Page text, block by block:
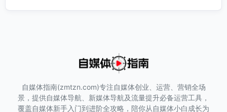
自媒体指南(zmtzn.com)专注自媒体创业、运营、营销全场
景，提供自媒体导航、新媒体导航及流量提升必备运营工具，
覆盖自媒体新手入门到进阶全攻略，陪你从自媒体小白成长为